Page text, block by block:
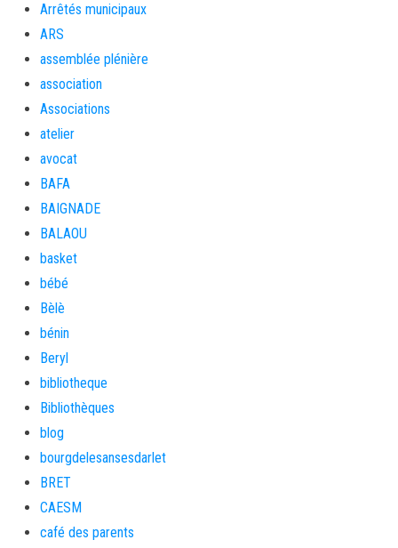
Arrêtés municipaux
ARS
assemblée plénière
association
Associations
atelier
avocat
BAFA
BAIGNADE
BALAOU
basket
bébé
Bèlè
bénin
Beryl
bibliotheque
Bibliothèques
blog
bourgdelesansesdarlet
BRET
CAESM
café des parents